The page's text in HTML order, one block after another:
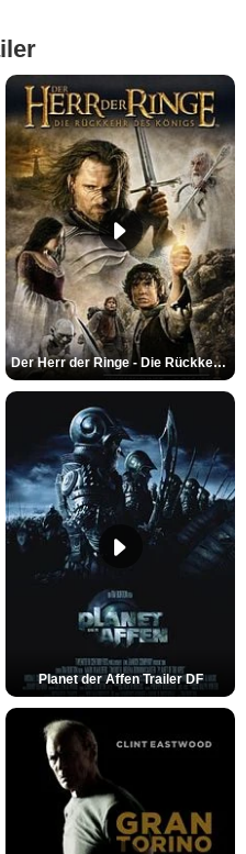
Der Herr der Ringe - Die Rückkehr des Königs Trailer OV
Planet der Affen Trailer DF